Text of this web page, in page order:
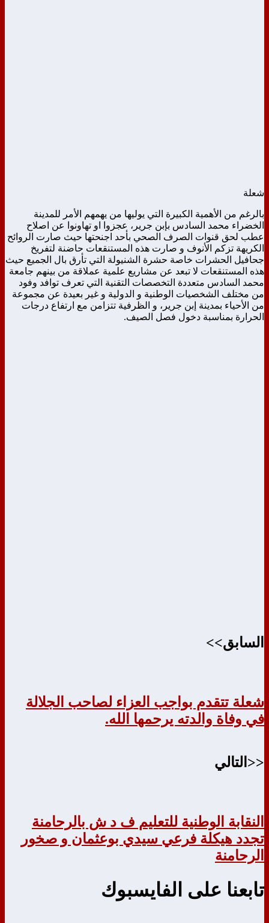
شعلة
بالرغم من الأهمية الكبيرة التي يوليها من يهمهم الأمر للمدينة
الخضراء محمد السادس بإبن جرير، عجزوا او تهاونوا عن اصلاح
عطب لحق قنوات الصرف الصحي بأحد اجنحتها حيث صارت الروائح
الكريهة تزكم الأنوف و صارت هذه المستنقعات حاضنة لتفريخ
جحافيل الحشرات خاصة حشرة الشنيولة التي تأرق بال الجميع حيث
هذه المستنقعات لا تبعد عن مشاريع علمية عملاقة من بينهم جامعة
محمد السادس متعددة التخصصات التقنية التي تعرف توافد وفود
من مختلف الشخصيات الوطنية و الدولية و غير بعيدة عن مجموعة
من الأحياء بمدينة إبن جرير، و الظرفية تتزامن مع ارتفاع درجات
الحرارة بمناسبة دخول فصل الصيف.
السابق>>
شعلة تتقدم بواجب العزاء لصاحب الجلالة
في وفاة والدته يرحمها الله.
<<التالي
النقابة الوطنية للتعليم ف د ش بالرحامنة
تجدد هيكلة فرعي سيدي بوعثمان و صخور
الرحامنة
تابعنا على الفايسبوك